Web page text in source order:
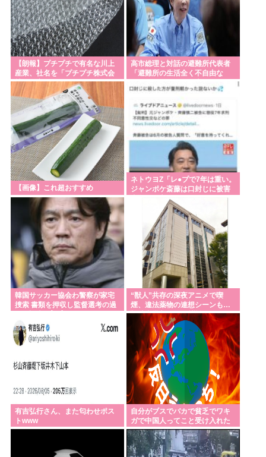
【朗報】プチプチで有名な川上
産業、社名を「プチプチ株式会
社」に変更wwwww
高市総理と対話の避難所代表者
「避難所の生活全く不自由な
った！」
【画像】これ超おすすめ
ネトウヨZ「レ●プで7年は重い。
ジャンポケ斎藤は口封じに被害
者殺した方がよかった」
韓国サッカー協会わ警察が家宅
捜索 書類を押収し監督選考の過
“獣人”共存の深夜アニメで喫
煙、違法薬物の連想シーンも…
視聴者批判でBPO議論
有吉弘行さん、また匂わせポス
トwww
自分がブスでバカで貧乏でワキ
ガで中国人ってこと受け入れた
らすべてどうでも良くなった